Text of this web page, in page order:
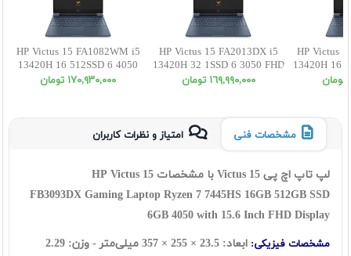
HP Victus 15 FA1082WM i5
13420H 16 512SSD 6 4050
FHD
١٧٠,٩٣٠,٠٠٠ تومان
HP Victus 15 FA2013DX i5
13420H 32 1SSD 6 3050 FHD
١٦٩,٩٩٠,٠٠٠ تومان
HP Victus
13420H 16
مشخصات فنی امتیاز و نظرات کاربران
لپ تاپ اچ پی Victus 15 با مشخصات HP Victus 15
FB3093DX Gaming Laptop Ryzen 7 7445HS 16GB 512GB SSD
6GB 4050 with 15.6 Inch FHD Display
مشخصات فیزیکی:
ابعاد: 23.5 × 255 × 357 میلی‌متر - وزن: 2.29